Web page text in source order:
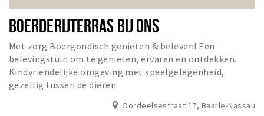
BOERDERIJTERRAS BIJ ONS
Met zorg Boergondisch genieten & beleven! Een
belevingstuin om te genieten, ervaren en ontdekken.
Kindvriendelijke omgeving met speelgelegenheid,
gezellig tussen de dieren.
Oordeelsestraat 17, Baarle-Nassau